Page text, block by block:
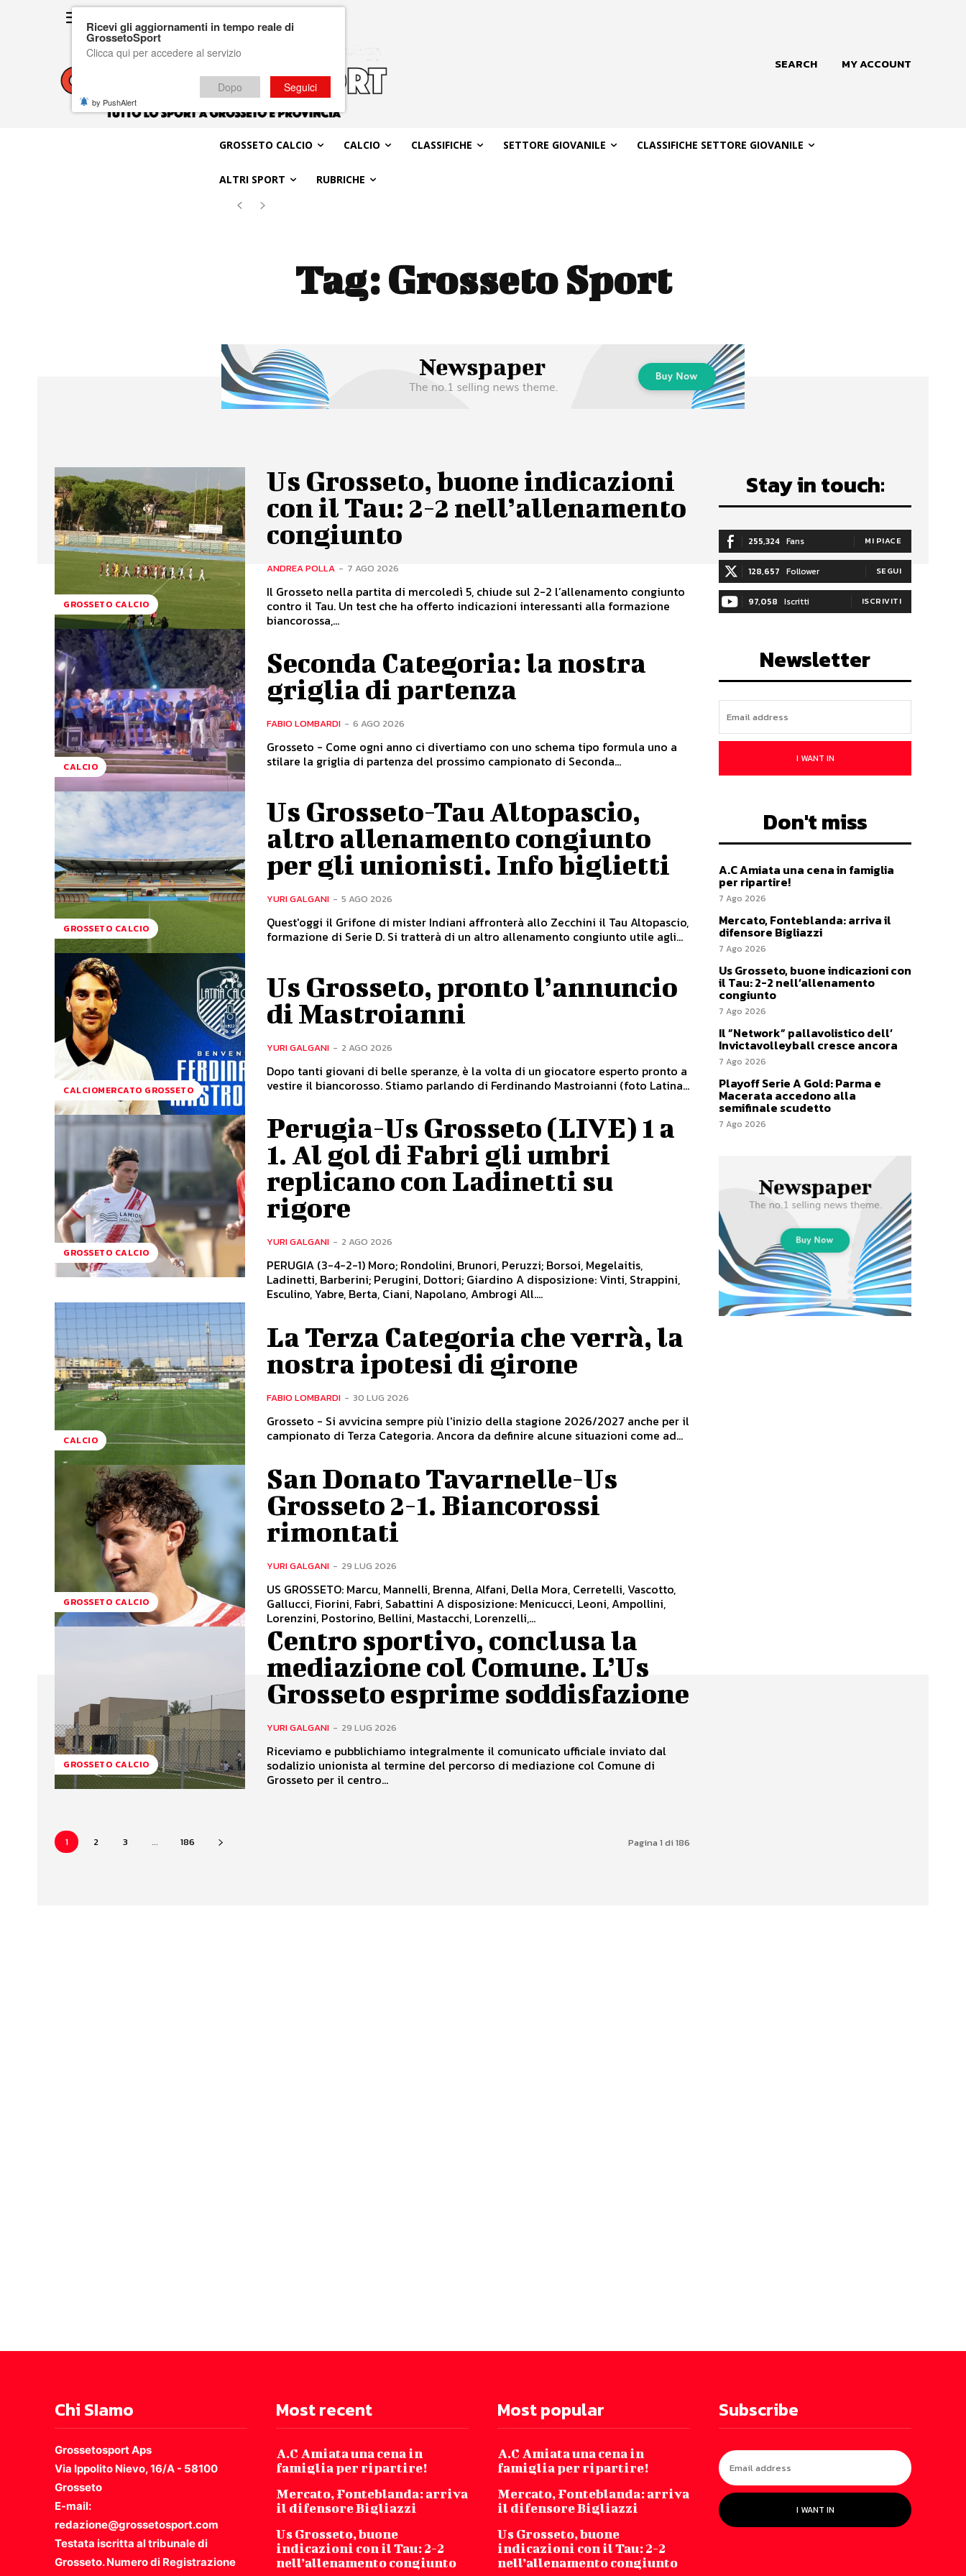
SEARCH MY ACCOUNT
GROSSETO CALCIO CALCIO CLASSIFICHE SETTORE GIOVANILE CLASSIFICHE SETTORE GIOVANILE
ALTRI SPORT RUBRICHE
Tag:Grosseto Sport
GROSSETO CALCIO
Us Grosseto, buone indicazioni
con il Tau: 2-2 nell’allenamento
congiunto
ANDREA POLLA - 7 AGO 2026
Il Grosseto nella partita di mercoledì 5, chiude sul 2-2 l’allenamento congiunto
contro il Tau. Un test che ha offerto indicazioni interessanti alla formazione
biancorossa,...
CALCIO
Seconda Categoria: la nostra
griglia di partenza
FABIO LOMBARDI - 6 AGO 2026
Grosseto - Come ogni anno ci divertiamo con uno schema tipo formula uno a
stilare la griglia di partenza del prossimo campionato di Seconda...
GROSSETO CALCIO
Us Grosseto-Tau Altopascio,
altro allenamento congiunto
per gli unionisti. Info biglietti
YURI GALGANI - 5 AGO 2026
Quest'oggi il Grifone di mister Indiani affronterà allo Zecchini il Tau Altopascio,
formazione di Serie D. Si tratterà di un altro allenamento congiunto utile agli...
CALCIOMERCATO GROSSETO
Us Grosseto, pronto l’annuncio
di Mastroianni
YURI GALGANI - 2 AGO 2026
Dopo tanti giovani di belle speranze, è la volta di un giocatore esperto pronto a
vestire il biancorosso. Stiamo parlando di Ferdinando Mastroianni (foto Latina...
GROSSETO CALCIO
Perugia-Us Grosseto (LIVE) 1 a
1. Al gol di Fabri gli umbri
replicano con Ladinetti su
rigore
YURI GALGANI - 2 AGO 2026
PERUGIA (3-4-2-1) Moro; Rondolini, Brunori, Peruzzi; Borsoi, Megelaitis,
Ladinetti, Barberini; Perugini, Dottori; Giardino A disposizione: Vinti, Strappini,
Esculino, Yabre, Berta, Ciani, Napolano, Ambrogi All....
CALCIO
La Terza Categoria che verrà, la
nostra ipotesi di girone
FABIO LOMBARDI - 30 LUG 2026
Grosseto - Si avvicina sempre più l'inizio della stagione 2026/2027 anche per il
campionato di Terza Categoria. Ancora da definire alcune situazioni come ad...
GROSSETO CALCIO
San Donato Tavarnelle-Us
Grosseto 2-1. Biancorossi
rimontati
YURI GALGANI - 29 LUG 2026
US GROSSETO: Marcu, Mannelli, Brenna, Alfani, Della Mora, Cerretelli, Vascotto,
Gallucci, Fiorini, Fabri, Sabattini A disposizione: Menicucci, Leoni, Ampollini,
Lorenzini, Postorino, Bellini, Mastacchi, Lorenzelli,...
GROSSETO CALCIO
Centro sportivo, conclusa la
mediazione col Comune. L’Us
Grosseto esprime soddisfazione
YURI GALGANI - 29 LUG 2026
Riceviamo e pubblichiamo integralmente il comunicato ufficiale inviato dal
sodalizio unionista al termine del percorso di mediazione col Comune di
Grosseto per il centro...
1 2 3 ... 186 Pagina 1 di 186
Stay in touch:
255,324 Fans MI PIACE
128,657 Follower SEGUI
97,058 Iscritti ISCRIVITI
Newsletter
I WANT IN
Don't miss
A.C Amiata una cena in famiglia
per ripartire!
7 Ago 2026
Mercato, Fonteblanda: arriva il
difensore Bigliazzi
7 Ago 2026
Us Grosseto, buone indicazioni con
il Tau: 2-2 nell’allenamento
congiunto
7 Ago 2026
Il ”Network” pallavolistico dell’
Invictavolleyball cresce ancora
7 Ago 2026
Playoff Serie A Gold: Parma e
Macerata accedono alla
semifinale scudetto
7 Ago 2026
Chi SIamo
Grossetosport Aps
Via Ippolito Nievo, 16/A - 58100
Grosseto
E-mail:
redazione@grossetosport.com
Testata iscritta al tribunale di
Grosseto. Numero di Registrazione
Most recent
A.C Amiata una cena in
famiglia per ripartire!
Mercato, Fonteblanda: arriva
il difensore Bigliazzi
Us Grosseto, buone
indicazioni con il Tau: 2-2
nell’allenamento congiunto
Most popular
A.C Amiata una cena in
famiglia per ripartire!
Mercato, Fonteblanda: arriva
il difensore Bigliazzi
Us Grosseto, buone
indicazioni con il Tau: 2-2
nell’allenamento congiunto
Subscribe
I WANT IN
Ricevi gli aggiornamenti in tempo reale di
GrossetoSport
Clicca qui per accedere al servizio
Dopo Seguici
by PushAlert